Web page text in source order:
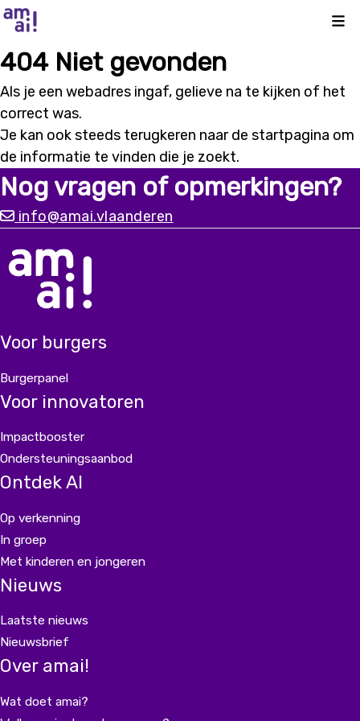
404 Niet gevonden
Als je een webadres ingaf, gelieve na te kijken of het
correct was.
Je kan ook steeds terugkeren naar de startpagina om
de informatie te vinden die je zoekt.
Nog vragen of opmerkingen?
info@amai.vlaanderen
Voor burgers
Burgerpanel
Voor innovatoren
Impactbooster
Ondersteuningsaanbod
Ontdek AI
Op verkenning
In groep
Met kinderen en jongeren
Nieuws
Laatste nieuws
Nieuwsbrief
Over amai!
Wat doet amai?